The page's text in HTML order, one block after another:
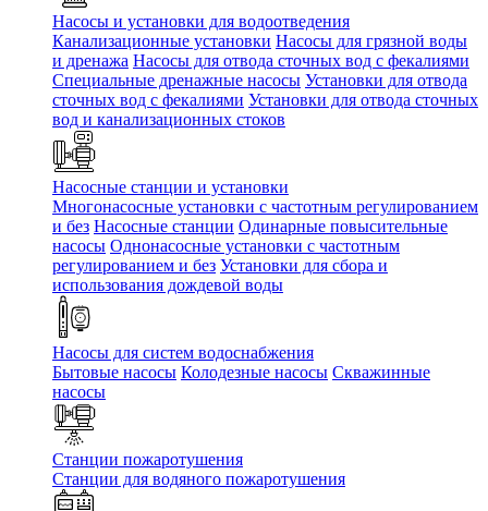
Насосы и установки для водоотведения
Канализационные установки Насосы для грязной воды
и дренажа Насосы для отвода сточных вод c фекалиями
Специальные дренажные насосы Установки для отвода
сточных вод c фекалиями Установки для отвода сточных
вод и канализационных стоков
Насосные станции и установки
Многонасосные установки с частотным регулированием
и без Насосные станции Одинарные повысительные
насосы Однонасосные установки с частотным
регулированием и без Установки для сбора и
использования дождевой воды
Насосы для систем водоснабжения
Бытовые насосы Колодезные насосы Скважинные
насосы
Станции пожаротушения
Станции для водяного пожаротушения